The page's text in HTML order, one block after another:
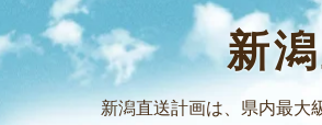
発
発
賞
￥
新
新潟直送計画は、県内最大